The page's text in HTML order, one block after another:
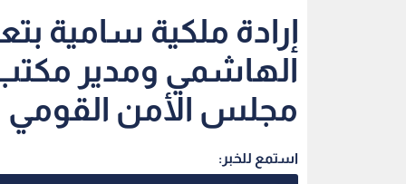
إرادة ملكية سامية
الهاشمي ومدير
مجلس الأمن القومي
استمع للخبر: